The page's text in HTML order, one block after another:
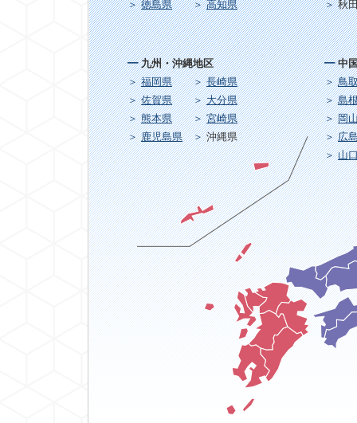
九州・沖縄地区
福岡県
長崎県
佐賀県
大分県
熊本県
宮崎県
鹿児島県
沖縄県
秋
中
鳥
島
岡
広
山
徳島県
高知県